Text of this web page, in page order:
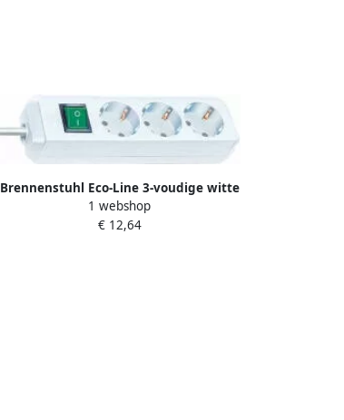
Brennenstuhl Eco-Line 3-voudige witte
stekkerdoos met schakelaar | 1152920
1 webshop
€ 12,64